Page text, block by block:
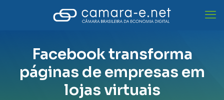
Facebook transforma
páginas de empresas em
lojas virtuais